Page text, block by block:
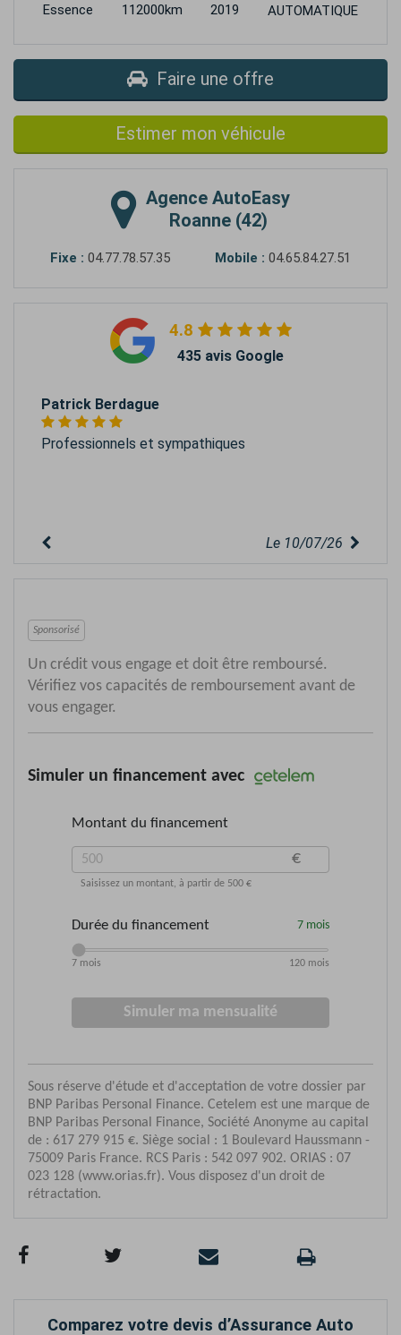
Essence 112000km 2019 AUTOMATIQUE
Faire une offre
Estimer mon véhicule
Agence AutoEasy
Roanne (42)
Fixe : 04.77.78.57.35 Mobile : 04.65.84.27.51
4.8
435 avis Google
Patrick Berdague
Professionnels et sympathiques
Le 10/07/26
Comparez votre devis d’Assurance Auto